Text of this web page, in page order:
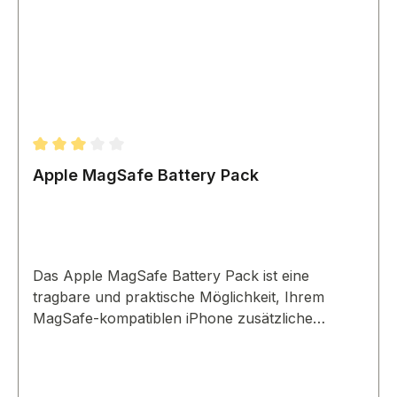
Durchschnittliche Bewertung von 3 von 5 Sternen
Apple MagSafe Battery Pack
Das Apple MagSafe Battery Pack ist eine
tragbare und praktische Möglichkeit, Ihrem
MagSafe-kompatiblen iPhone zusätzliche